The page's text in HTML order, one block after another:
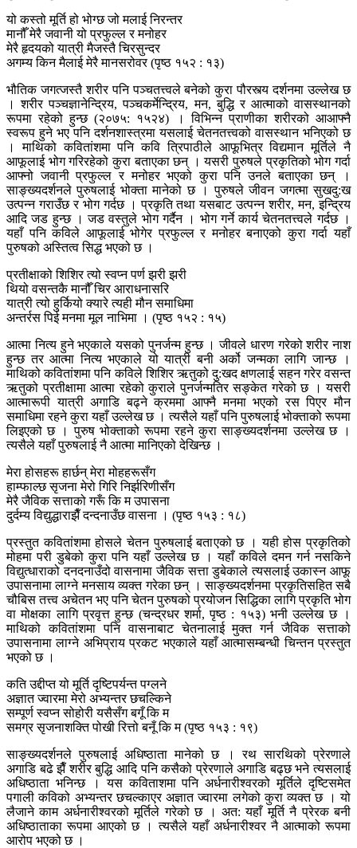
यो कस्तो मूर्ति हो भोग्छ जो मलाई निरन्तर
मानौँ मेरै जवानी यो प्रफुल्ल र मनोहर
मेरै हृदयको यात्री मैजस्तै चिरसुन्दर
अगम्य किन मैलाई मेरै मानसरोवर (पृष्ठ १५२ : १३)
भौतिक जगत्जस्तै शरीर पनि पञ्चतत्त्वले बनेको कुरा पौरस्त्य दर्शनमा उल्लेख छ
। शरीर पञ्चज्ञानेन्द्रिय, पञ्चकर्मेन्द्रिय, मन, बुद्धि र आत्माको वासस्थानको
रूपमा रहेको हुन्छ (२०७५: १५२४) । विभिन्न प्राणीका शरीरको आआफ्नै
स्वरूप हुने भए पनि दर्शनशास्त्रमा यसलाई चेतनतत्त्वको वासस्थान भनिएको छ
। माथिको कवितांशमा पनि कवि त्रिपाठीले आफूभित्र विद्यमान मूर्तिले नै
आफूलाई भोग गरिरहेको कुरा बताएका छन् । यसरी पुरुषले प्रकृतिको भोग गर्दा
आफ्नो जवानी प्रफुल्ल र मनोहर भएको कुरा पनि उनले बताएका छन् ।
साङ्ख्यदर्शनले पुरुषलाई भोक्ता मानेको छ । पुरुषले जीवन जगत्मा सुखदु:ख
उत्पन्न गराउँछ र भोग गर्दछ । प्रकृति तथा यसबाट उत्पन्न शरीर, मन, इन्द्रिय
आदि जड हुन्छ । जड वस्तुले भोग गर्दैन । भोग गर्ने कार्य चेतनतत्त्वले गर्दछ ।
यहाँ पनि कविले आफूलाई भोगेर प्रफुल्ल र मनोहर बनाएको कुरा गर्दा यहाँ
पुरुषको अस्तित्व सिद्ध भएको छ ।
प्रतीक्षाको शिशिर त्यो स्वप्न पर्ण झरी झरी
थियो वसन्तकै मानौँ चिर आराधनासरि
यात्री त्यो हुर्कियो क्यारे त्यही मौन समाधिमा
अन्तर्रस पिई मनमा मूल नाभिमा । (पृष्ठ १५२ : १५)
आत्मा नित्य हुने भएकाले यसको पुनर्जन्म हुन्छ । जीवले धारण गरेको शरीर नाश
हुन्छ तर आत्मा नित्य भएकाले यो यात्री बनी अर्को जन्मका लागि जान्छ ।
माथिको कवितांशमा पनि कविले शिशिर ऋतुको दु:खद क्षणलाई सहन गरेर वसन्त
ऋतुको प्रतीक्षामा आत्मा रहेको कुराले पुनर्जन्मतिर सङ्केत गरेको छ । यसरी
आत्मारूपी यात्री अगाडि बढ्ने क्रममा आफ्नै मनमा भएको रस पिएर मौन
समाधिमा रहने कुरा यहाँ उल्लेख छ । त्यसैले यहाँ पनि पुरुषलाई भोक्ताको रूपमा
लिइएको छ । पुरुष भोक्ताको रूपमा रहने कुरा साङ्ख्यदर्शनमा उल्लेख छ ।
त्यसैले यहाँ पुरुषलाई नै आत्मा मानिएको देखिन्छ ।
मेरा होसहरू हार्छन् मेरा मोहहरूसँग
हाम्फाल्छ सृजना मेरो गिरि निर्झरिणीसँग
मेरै जैविक सत्ताको गरूँ कि म उपासना
दुर्दम्य विद्युद्धाराझैँ दन्दनाउँछ वासना । (पृष्ठ १५३ : १८)
प्रस्तुत कवितांशमा होसले चेतन पुरुषलाई बताएको छ । यही होस प्रकृतिको
मोहमा परी डुबेको कुरा पनि यहाँ उल्लेख छ । यहाँ कविले दमन गर्न नसकिने
विद्युत्धाराको दनदनाउँदो वासनामा जैविक सत्ता डुबेकाले त्यसलाई उकास्न आफू
उपासनामा लाग्ने मनसाय व्यक्त गरेका छन् । साङ्ख्यदर्शनमा प्रकृतिसहित सबै
चौबिस तत्त्व अचेतन भए पनि चेतन पुरुषको प्रयोजन सिद्धिका लागि प्रकृति भोग
वा मोक्षका लागि प्रवृत्त हुन्छ (चन्द्रधर शर्मा, पृष्ठ : १५३) भनी उल्लेख छ ।
माथिको कवितांशमा पनि वासनाबाट चेतनालाई मुक्त गर्न जैविक सत्ताको
उपासनामा लाग्ने अभिप्राय प्रकट भएकाले यहाँ आत्मासम्बन्धी चिन्तन प्रस्तुत
भएको छ ।
कति उद्दीप्त यो मूर्ति दृष्टिपर्यन्त पग्लने
अज्ञात ज्वारमा मेरो अभ्यन्तर छचल्किने
सम्पूर्ण स्वप्न सोहोरी यसैसँग बगूँ कि म
समग्र सृजनाशक्ति पोखी रित्तो बनूँ कि म (पृष्ठ १५३ : १९)
साङ्ख्यदर्शनले पुरुषलाई अधिष्ठाता मानेको छ । रथ सारथिको प्रेरणाले
अगाडि बढे झैँ शरीर बुद्धि आदि पनि कसैको प्रेरणाले अगाडि बढ्छ भने त्यसलाई
अधिष्ठाता भनिन्छ । यस कविताशमा पनि अर्धनारीश्वरको मूर्तिले दृष्टिसमेत
पगाली कविको अभ्यन्तर छचल्काएर अज्ञात ज्वारमा लगेको कुरा व्यक्त छ । यो
लैजाने काम अर्धनारीश्वरको मूर्तिले गरेको छ । अत: यहाँ मूर्ति नै प्रेरक बनी
अधिष्ठाताका रूपमा आएको छ । त्यसैले यहाँ अर्धनारीश्वर नै आत्माको रूपमा
आरोप भएको छ ।